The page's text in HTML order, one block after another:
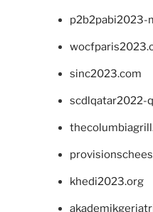
p2b2pabi2023-
sinc2023.com
scdlqatar2022-
khedi2023.org